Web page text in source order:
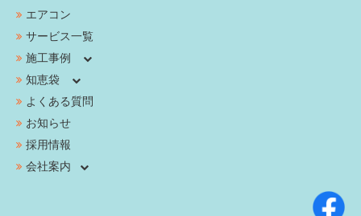
エアコン
サービス一覧
施工事例
知恵袋
よくある質問
お知らせ
採用情報
会社案内